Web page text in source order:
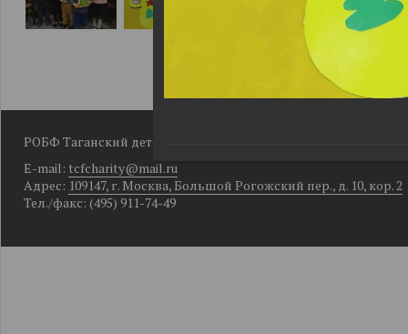
РОБФ Таганский детский фонд
E-mail: tcfcharity@mail.ru
Адрес: 109147, г. Москва, Большой Рогожский пер., д. 10, кор. 2
Тел./факс: (495) 911-74-49